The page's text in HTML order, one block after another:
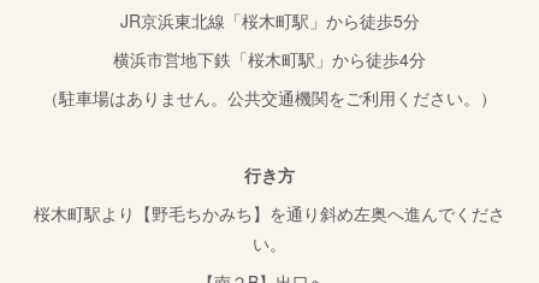
JR京浜東北線「桜木町駅」から徒歩5分
横浜市営地下鉄「桜木町駅」から徒歩4分
（駐車場はありません。公共交通機関をご利用ください。）
行き方
桜木町駅より【野毛ちかみち】を通り斜め左奥へ進んでくださ
い。